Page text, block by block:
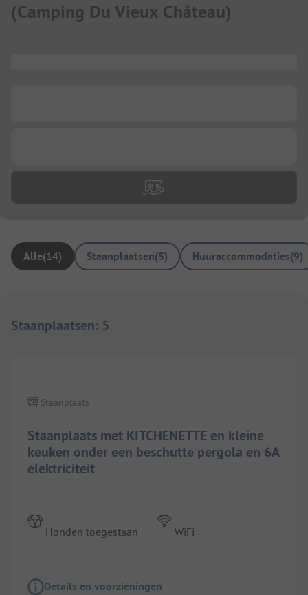
(Camping Du Vieux Château)
Alle(14) Staanplaatsen(5) Huuraccommodaties(9)
Staanplaatsen: 5
Staanplaats met KITCHENETTE en kleine
keuken onder een beschutte pergola en 6A
elektriciteit
Staanplaats
Honden toegestaan WiFi
Details en voorzieningen